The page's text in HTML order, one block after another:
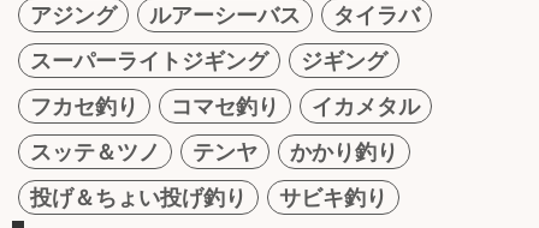
アジング
ルアーシーバス
タイラバ
スーパーライトジギング
ジギング
フカセ釣り
コマセ釣り
イカメタル
スッテ＆ツノ
テンヤ
かかり釣り
投げ＆ちょい投げ釣り
サビキ釣り